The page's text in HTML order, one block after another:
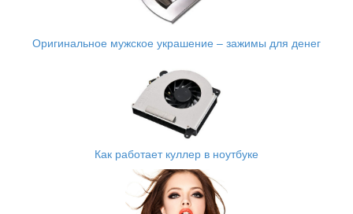
Оригинальное мужское украшение – зажимы для денег
Как работает куллер в ноутбуке